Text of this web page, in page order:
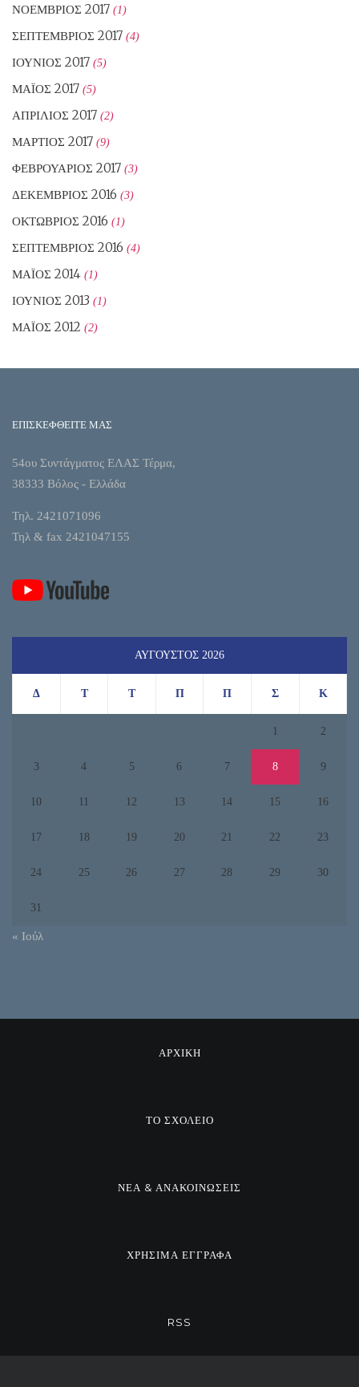
ΝΟΈΜΒΡΙΟΣ 2017 (1)
ΣΕΠΤΈΜΒΡΙΟΣ 2017 (4)
ΙΟΎΝΙΟΣ 2017 (5)
ΜΆΙΟΣ 2017 (5)
ΑΠΡΊΛΙΟΣ 2017 (2)
ΜΆΡΤΙΟΣ 2017 (9)
ΦΕΒΡΟΥΆΡΙΟΣ 2017 (3)
ΔΕΚΈΜΒΡΙΟΣ 2016 (3)
ΟΚΤΏΒΡΙΟΣ 2016 (1)
ΣΕΠΤΈΜΒΡΙΟΣ 2016 (4)
ΜΆΙΟΣ 2014 (1)
ΙΟΎΝΙΟΣ 2013 (1)
ΜΆΙΟΣ 2012 (2)
ΕΠΙΣΚΕΦΘΕΙΤΕ ΜΑΣ
54ου Συντάγματος ΕΛΑΣ Τέρμα,
38333 Βόλος - Ελλάδα
Τηλ. 2421071096
Τηλ & fax 2421047155
ΑΎΓΟΥΣΤΟΣ 2026
Δ Τ Τ Π Π Σ Κ
1 2
3 4 5 6 7 8 9
10 11 12 13 14 15 16
17 18 19 20 21 22 23
24 25 26 27 28 29 30
31
« Ιούλ
ΑΡΧΙΚΗ
ΤΟ ΣΧΟΛΕΙΟ
ΝΕΑ & ΑΝΑΚΟΙΝΩΣΕΙΣ
ΧΡΗΣΙΜΑ ΕΓΓΡΑΦΑ
RSS